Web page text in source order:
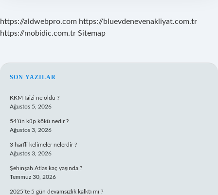
https://aldwebpro.com https://bluevdenevenakliyat.com.tr
https://mobidic.com.tr Sitemap
SIDEBAR
SON YAZILAR
KKM faizi ne oldu ?
Ağustos 5, 2026
54’ün küp kökü nedir ?
Ağustos 3, 2026
3 harfli kelimeler nelerdir ?
Ağustos 3, 2026
Şehinşah Atlas kaç yaşında ?
Temmuz 30, 2026
2025’te 5 gün devamsızlık kalktı mı ?